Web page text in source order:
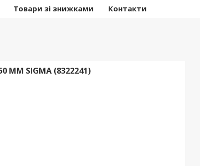
Товари зі знижками Контакти
ММ SIGMA (8322241)